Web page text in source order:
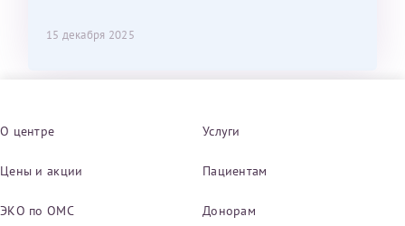
15 декабря 2025
О центре Услуги
Цены и акции Пациентам
ЭКО по ОМС Донорам